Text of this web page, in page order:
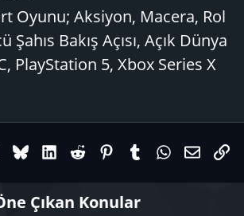
Oyunu; Aksiyon, Macera, Rol
Bakış Açısı, Açık Dünya
PlayStation 5, Xbox Series X
X (Twitter)
BlueskyLinkedIn
RedditPinterestTumblrE-
Çıkan Konular